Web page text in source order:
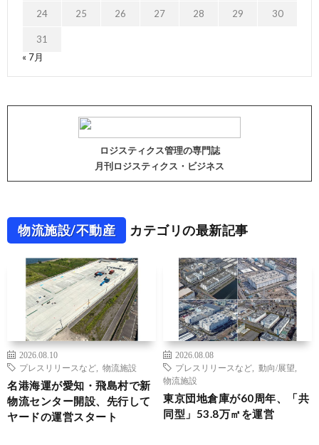
24 25 26 27 28 29 30
31
« 7月
ロジスティクス管理の専門誌
月刊ロジスティクス・ビジネス
物流施設/不動産 カテゴリの最新記事
2026.08.10
プレスリリースなど
物流施設
名港海運が愛知・飛島村で新
物流センター開設、先行して
ヤードの運営スタート
2026.08.08
プレスリリースなど
動向/展望
物流施設
東京団地倉庫が60周年、「共
同型」53.8万㎡を運営